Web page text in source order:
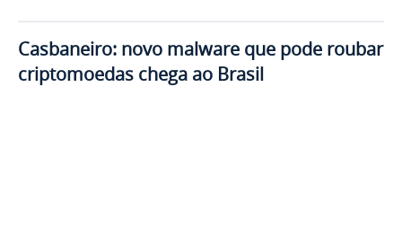
Casbaneiro: novo malware que pode roubar
criptomoedas chega ao Brasil